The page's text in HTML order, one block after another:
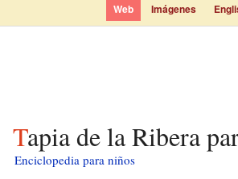
Web Imágenes
Tapia de la Ribera
Enciclopedia para niños